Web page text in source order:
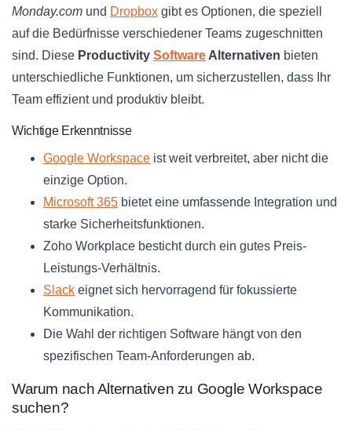
Monday.com und Dropbox gibt es Optionen, die speziell
auf die Bedürfnisse verschiedener Teams zugeschnitten
sind. Diese Productivity SoftwareAlternativen bieten
unterschiedliche Funktionen, um sicherzustellen, dass Ihr
Team effizient und produktiv bleibt.
Wichtige Erkenntnisse
Google Workspace ist weit verbreitet, aber nicht die
einzige Option.
Microsoft 365 bietet eine umfassende Integration und
starke Sicherheitsfunktionen.
Zoho Workplace besticht durch ein gutes Preis-
Leistungs-Verhältnis.
Slack eignet sich hervorragend für fokussierte
Kommunikation.
Die Wahl der richtigen Software hängt von den
spezifischen Team-Anforderungen ab.
Warum nach Alternativen zu Google Workspace
suchen?